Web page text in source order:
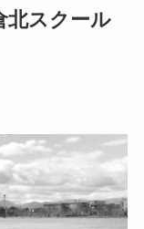
北スクール